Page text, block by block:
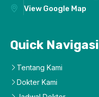
View Google Map
Quick Navigasi
Tentang Kami
Dokter Kami